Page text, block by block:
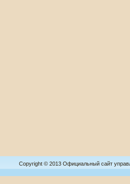
Copyright © 2013 Официальный сайт